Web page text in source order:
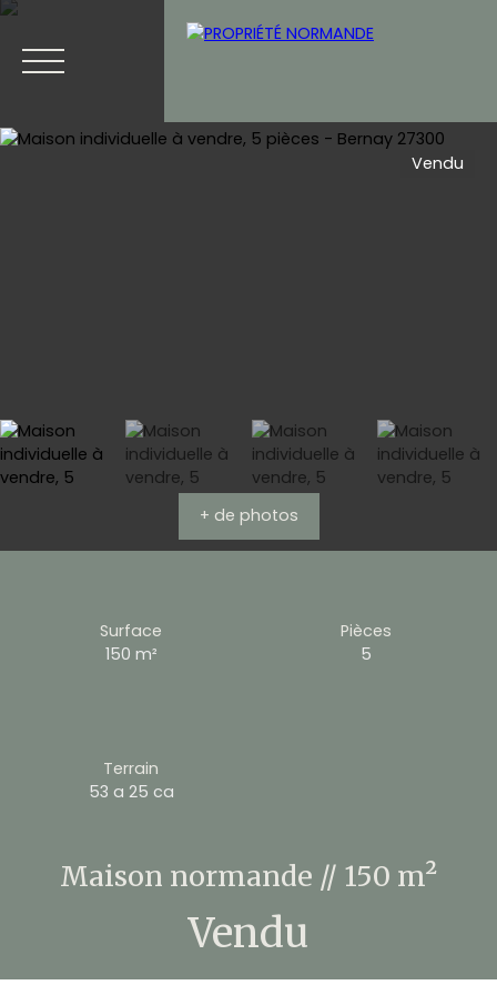
Vendu
+ de photos
Surface
150 m²
Pièces
5
Terrain
53 a 25 ca
Maison normande // 150 m²
Vendu